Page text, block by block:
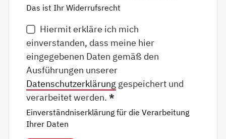
Das ist Ihr Widerrufsrecht
Hiermit erkläre ich mich
einverstanden, dass meine hier
eingegebenen Daten gemäß den
Ausführungen unserer
Datenschutzerklärung gespeichert und
verarbeitet werden.*
Einverständniserklärung für die Verarbeitung
Ihrer Daten